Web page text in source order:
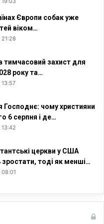
Європи собак уже
віком…
захист для
року та…
Господнє: чому християни
6 серпня і де…
церкви у США
тоді як менші…